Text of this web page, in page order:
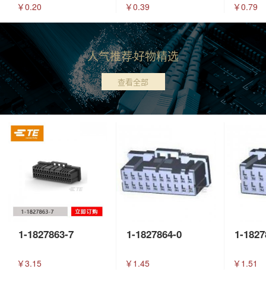
￥0.20 ￥0.39 ￥0.79
人气推荐好物精选
查看全部
1-1827863-7
￥3.15
1-1827864-0
￥1.45
1-
￥1.51